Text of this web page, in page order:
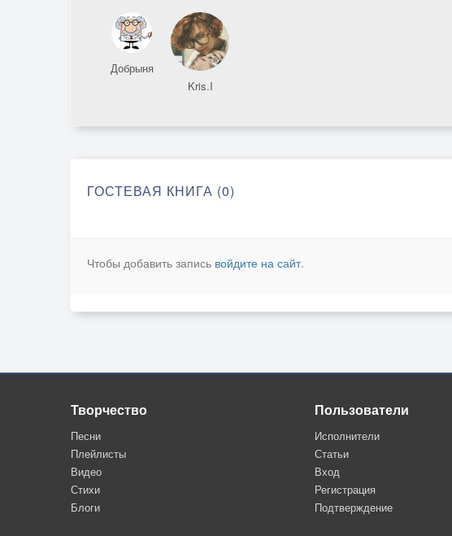
Добрыня
Kris.I
ГОСТЕВАЯ КНИГА (0)
Чтобы добавить запись войдите на сайт.
Творчество
Песни
Плейлисты
Видео
Стихи
Блоги
Пользователи
Исполнители
Статьи
Вход
Регистрация
Подтверждение